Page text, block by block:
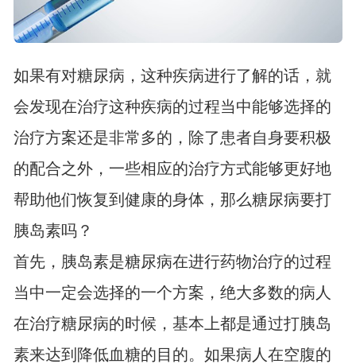
如果有对糖尿病，这种疾病进行了解的话，就
会发现在治疗这种疾病的过程当中能够选择的
治疗方案还是非常多的，除了患者自身要积极
的配合之外，一些相应的治疗方式能够更好地
帮助他们恢复到健康的身体，那么糖尿病要打
胰岛素吗？
首先，胰岛素是糖尿病在进行药物治疗的过程
当中一定会选择的一个方案，绝大多数的病人
在治疗糖尿病的时候，基本上都是通过打胰岛
素来达到降低血糖的目的。如果病人在空腹的